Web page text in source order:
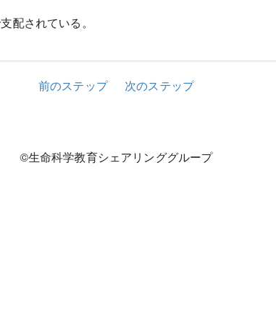
配されている。
前のステップ 次のステップ
©生命科学教育シェアリンググループ